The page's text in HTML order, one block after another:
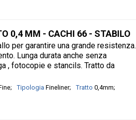
0,4 MM - CACHI 66 - STABILO
per garantire una grande resistenza.
Lunga durata anche senza
, fotocopie e stancils. Tratto da
Tipologia Fineliner Tratto 0,4mm